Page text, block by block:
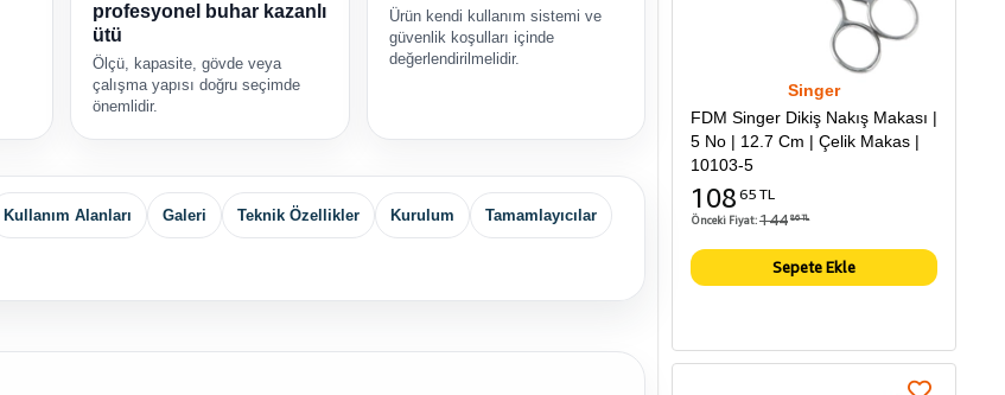
profesyonel buhar kazanlı
ütü
Ölçü, kapasite, gövde veya
çalışma yapısı doğru seçimde
önemlidir.
Ürün kendi kullanım sistemi ve
güvenlik koşulları içinde
değerlendirilmelidir.
Kullanım Alanları Galeri Teknik Özellikler Kurulum Tamamlayıcılar
Singer
FDM Singer Dikiş Nakış Makası |
5 No | 12.7 Cm | Çelik Makas |
10103-5
108 65 TL
Önceki Fiyat:144 86 TL
Sepete Ekle